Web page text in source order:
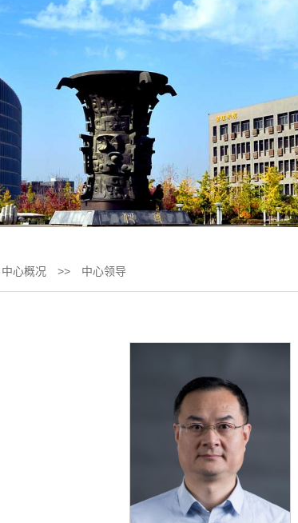
中心概况 >> 中心领导